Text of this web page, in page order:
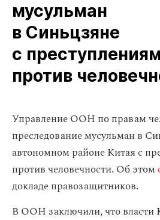
мусульман
в Синьцзяне
с
против
Управление ООН по правам
преследование мусульман в
автономном районе Китая с
против человечности. Об этом
докладе правозащитников.
В ООН заключили, что власти